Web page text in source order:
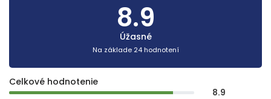
8.9
Úžasné
Na základe 24 hodnotení
Celkové hodnotenie
8.9